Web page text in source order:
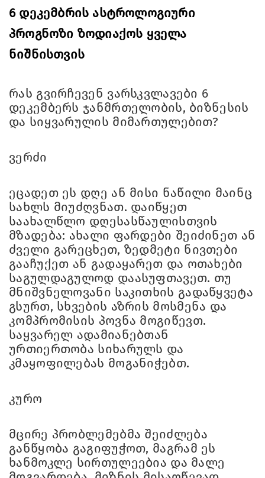
6 დეკემბრის ასტროლოგიური
პროგნოზი ზოდიაქოს ყველა
ნიშნისთვის
რას გვირჩევენ ვარსკვლავები 6
დეკემბერს ჯანმრთელობის, ბიზნესის
და სიყვარულის მიმართულებით?
ვერძი
ეცადეთ ეს დღე ან მისი ნაწილი მაინც
სახლს მიუძღვნათ. დაიწყეთ
საახალწლო დღესასწაულისთვის
მზადება: ახალი ფარდები შეიძინეთ ან
ძველი გარეცხეთ, ზედმეტი ნივთები
გააჩუქეთ ან გადაყარეთ და ოთახები
საგულდაგულოდ დაასუფთავეთ. თუ
მნიშვნელოვანი საკითხის გადაწყვეტა
გსურთ, სხვების აზრის მოსმენა და
კომპრომისის პოვნა მოგიწევთ.
საყვარელ ადამიანებთან
ურთიერთობა სიხარულს და
კმაყოფილებას მოგანიჭებთ.
კურო
მცირე პრობლემებმა შეიძლება
განწყობა გაგიფუჭოთ, მაგრამ ეს
ხანმოკლე სირთულეებია და მალე